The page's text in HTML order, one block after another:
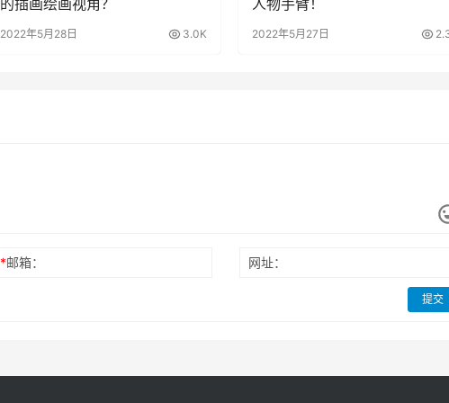
的插画绘画视角？
2022年5月28日 3.0K
人物手臂！
2022年5月27日
*邮箱： 网址：
提交